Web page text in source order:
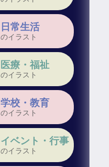
日常生活
のイラスト
医療・福祉
のイラスト
学校・教育
のイラスト
イベント・行事
のイラスト